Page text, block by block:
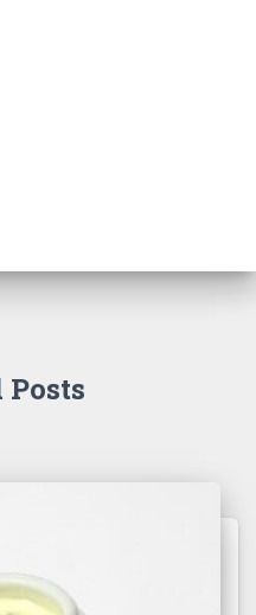
Posts